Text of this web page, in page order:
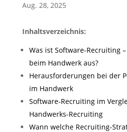
Aug. 28, 2025
Inhaltsverzeichnis:
Was ist Software-Recruiting
beim Handwerk aus?
Herausforderungen bei der
im Handwerk
Software-Recruiting im
Handwerks-Recruiting
Wann welche Recruiting-